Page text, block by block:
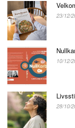
23/12/
10/12/
28/10/